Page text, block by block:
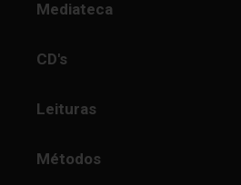
Mediateca
CD's
Leituras
Métodos